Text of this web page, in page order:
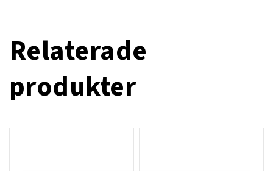
Relaterade
produkter